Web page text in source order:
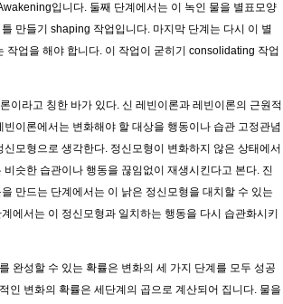
입니다. 둘째 단계에서는 이 녹인 물을 별표모양
만들기 shaping 작업입니다. 마지막 단계는 다시 이 별
작업을 해야 합니다. 이 작업이 굳히기 consolidating 작업
이라고 칭한 바가 있다. 신 레빈이론과 레빈이론의 근원적
이론에서는 변화해야 할 대상을 행동이나 습관 고정관념
모형으로 생각한다. 정신모형이 변화하지 않은 상태에서
슷한 습관이나 행동을 끊임없이 재생시킨다고 본다. 진
만드는 단계에서는 이 낡은 정신모형을 대치할 수 있는
에서는 이 정신모형과 일치하는 행동을 다시 습관화시키
완성할 수 있는 확률은 변화의 세 가지 단계를 모두 성공
인 변화의 확률은 세단계의 곱으로 계산되어 집니다. 물을